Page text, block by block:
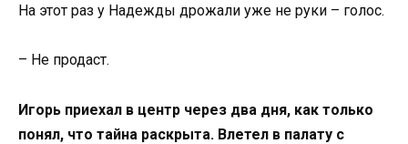
На этот раз у Надежды дрожали уже не руки – голос.
– Не продаст.
Игорь приехал в центр через два дня, как только
понял, что тайна раскрыта. Влетел в палату с